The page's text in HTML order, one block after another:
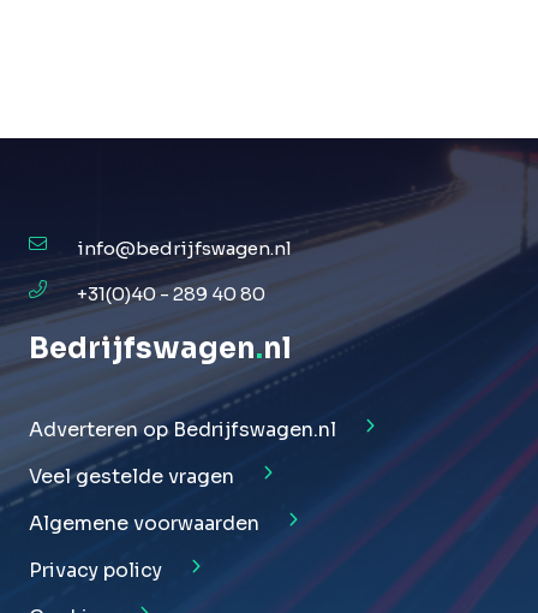
info@bedrijfswagen.nl
+31(0)40 - 289 40 80
Bedrijfswagen.nl
Adverteren op Bedrijfswagen.nl
Veel gestelde vragen
Algemene voorwaarden
Privacy policy